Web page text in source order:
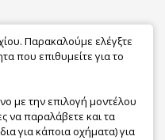
Παρακαλούμε ελέγξτε
που επιθυμείτε για το
με την επιλογή μοντέλου
να παραλάβετε και τα
για κάποια οχήματα) για